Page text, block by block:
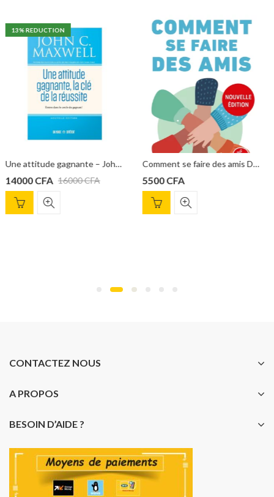
Une attitude gagnante – John Maxwell Comment se faire des amis Dale Carnegie
5500 CFA
30 % REDUCTION
L’art de réussir Brian Tracy
3500
CONTACTEZ NOUS
A PROPOS
BESOIN D’AIDE ?